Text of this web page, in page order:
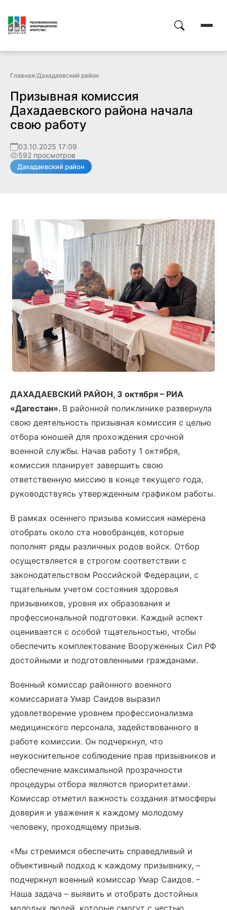
Главная/Дахадаевский район
Призывная комиссия
Дахадаевского района начала
свою работу
03.10.2025 17:09
592 просмотров
Дахадаевский район
ДАХАДАЕВСКИЙ РАЙОН, 3 октября – РИА
«Дагестан». В районной поликлинике развернула
свою деятельность призывная комиссия с целью
отбора юношей для прохождения срочной
военной службы. Начав работу 1 октября,
комиссия планирует завершить свою
ответственную миссию в конце текущего года,
руководствуясь утвержденным графиком работы.
В рамках осеннего призыва комиссия намерена
отобрать около ста новобранцев, которые
пополнят ряды различных родов войск. Отбор
осуществляется в строгом соответствии с
законодательством Российской Федерации, с
тщательным учетом состояния здоровья
призывников, уровня их образования и
профессиональной подготовки. Каждый аспект
оценивается с особой тщательностью, чтобы
обеспечить комплектование Вооруженных Сил РФ
достойными и подготовленными гражданами.
Военный комиссар районного военного
комиссариата Умар Саидов выразил
удовлетворение уровнем профессионализма
медицинского персонала, задействованного в
работе комиссии. Он подчеркнул, что
неукоснительное соблюдение прав призывников и
обеспечение максимальной прозрачности
процедуры отбора являются приоритетами.
Комиссар отметил важность создания атмосферы
доверия и уважения к каждому молодому
человеку, проходящему призыв.
«Мы стремимся обеспечить справедливый и
объективный подход к каждому призывнику, –
подчеркнул военный комиссар Умар Саидов. –
Наша задача – выявить и отобрать достойных
молодых людей, которые смогут с честью